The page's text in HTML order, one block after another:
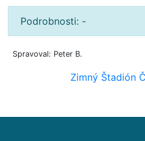
Podrobnosti: -
Spravoval: Peter B.
Zimný Štadión